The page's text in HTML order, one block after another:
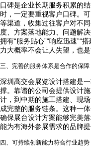
口碑是企业长期服务积累的
时，一定要重视客户口碑。
等渠道，收集过往客户对不
度、方案落地能力、问题解
拥有“服务贴心”“响应迅速”“
力大概率不会让人失望，也
三、完善的服务体系是合作的保障
深圳高交会展览设计搭建是
撑。靠谱的公司会提供设计
计，到中期的施工搭建、现
成完整的服务链条。这种一
确保展台设计方案能够完美
能为有海外参展需求的品牌
四、可持续创新能力符合行业趋势